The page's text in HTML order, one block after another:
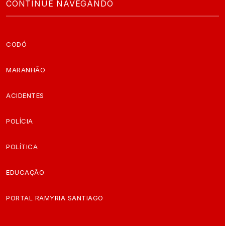
CONTINUE NAVEGANDO
CODÓ
MARANHÃO
ACIDENTES
POLÍCIA
POLÍTICA
EDUCAÇÃO
PORTAL RAMYRIA SANTIAGO